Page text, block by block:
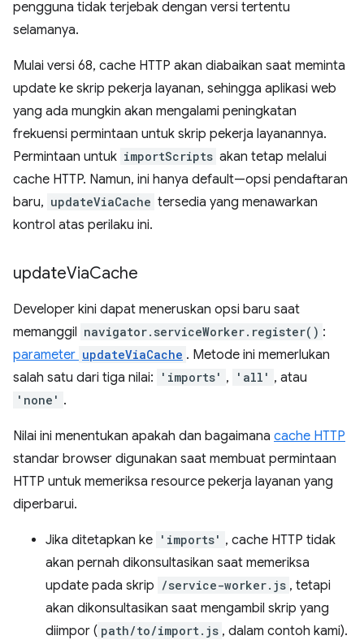
pengguna tidak terjebak dengan versi tertentu
selamanya.
Mulai versi 68, cache HTTP akan diabaikan saat meminta
update ke skrip pekerja layanan, sehingga aplikasi web
yang ada mungkin akan mengalami peningkatan
frekuensi permintaan untuk skrip pekerja layanannya.
Permintaan untuk importScripts akan tetap melalui
cache HTTP. Namun, ini hanya default—opsi pendaftaran
baru, updateViaCache tersedia yang menawarkan
kontrol atas perilaku ini.
updateViaCache
Developer kini dapat meneruskan opsi baru saat
memanggil navigator.serviceWorker.register() :
parameter updateViaCache . Metode ini memerlukan
salah satu dari tiga nilai:
'imports' , 'all' , atau
'none' .
Nilai ini menentukan apakah dan bagaimana cache HTTP
standar browser digunakan saat membuat permintaan
HTTP untuk memeriksa resource pekerja layanan yang
diperbarui.
Jika ditetapkan ke 'imports' , cache HTTP tidak
akan pernah dikonsultasikan saat memeriksa
update pada skrip /service-worker.js , tetapi
akan dikonsultasikan saat mengambil skrip yang
diimpor ( path/to/import.js , dalam contoh kami).